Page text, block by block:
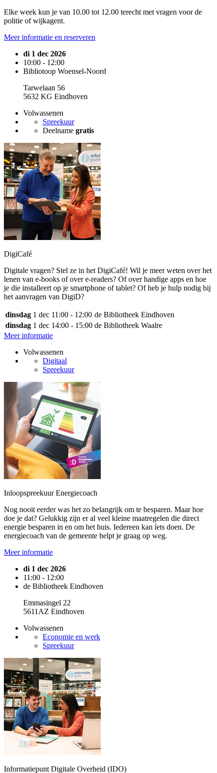
Elke week kun je van 10.00 tot 12.00 terecht met vragen voor de
politie of wijkagent.
Meer informatie en reserveren
di 1 dec 2026
10:00 - 12:00
Bibliotoop Woensel-Noord
Tarwelaan 56
5632 KG Eindhoven
Volwassenen
Spreekuur
Deelname gratis
DigiCafé
Digitale vragen? Stel ze in het DigiCafé! Wil je meer weten over het
lenen van e-books of over e-readers? Of over handige apps en hoe
je die installeert op je smartphone of tablet? Of heb je hulp nodig bij
het aanvragen van DigiD?
dinsdag 1 dec 11:00 - 12:00 de Bibliotheek Eindhoven
dinsdag 1 dec 14:00 - 15:00 de Bibliotheek Waalre
Meer informatie
Volwassenen
Digitaal
Spreekuur
Inloopspreekuur Energiecoach
Nog nooit eerder was het zo belangrijk om te besparen. Maar hoe
doe je dat? Gelukkig zijn er al veel kleine maatregelen die direct
energie besparen in en om het huis. Iedereen kan íets doen. De
energiecoach van de gemeente helpt je graag op weg.
Meer informatie
di 1 dec 2026
11:00 - 12:00
de Bibliotheek Eindhoven
Emmasingel 22
5611AZ Eindhoven
Volwassenen
Economie en werk
Spreekuur
Informatiepunt Digitale Overheid (IDO)